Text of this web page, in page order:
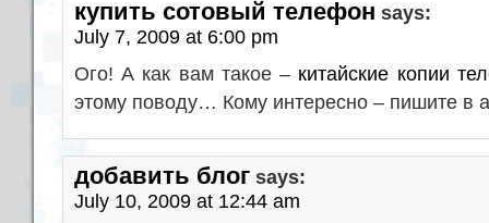
купить сотовый телефон says:
July 7, 2009 at 6:00 pm
Ого! А как вам такое – китайские копии
этому поводу… Кому интересно – пишите в
добавить блог says:
July 10, 2009 at 12:44 am